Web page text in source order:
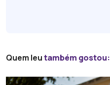
Quem leutambém gostou: